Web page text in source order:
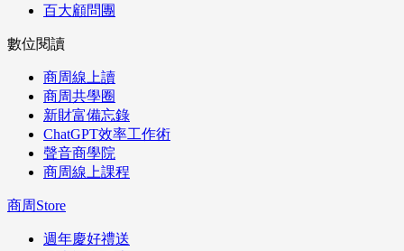
百大顧問團
數位閱讀
商周線上讀
商周共學圈
新財富備忘錄
ChatGPT效率工作術
聲音商學院
商周線上課程
商周Store
週年慶好禮送